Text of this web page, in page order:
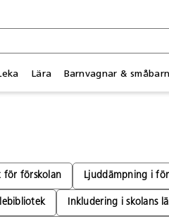
Lära Barnvagnar &
för förskolan Ljuddämpning i
Inkludering i skolans